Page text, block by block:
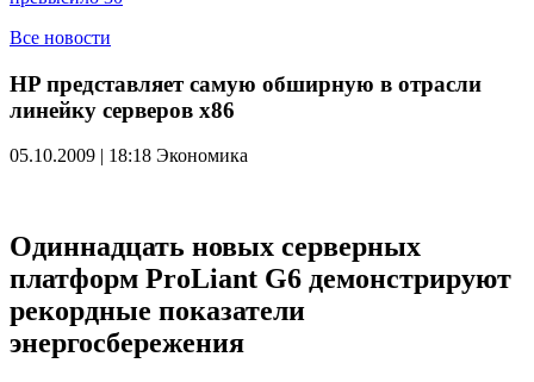
Все новости
HP представляет самую обширную в отрасли
линейку серверов x86
05.10.2009 | 18:18 Экономика
Одиннадцать новых серверных
платформ ProLiant G6 демонстрируют
рекордные показатели
энергосбережения